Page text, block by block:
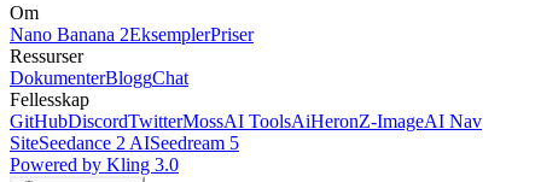
Om
Nano Banana 2EksemplerPriser
Ressurser
DokumenterBloggChat
Fellesskap
GitHubDiscordTwitterMossAI ToolsAiHeronZ-ImageAI Nav
SiteSeedance 2 AISeedream 5
Powered by Kling 3.0